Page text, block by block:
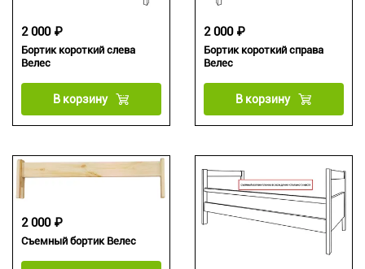
Бортик короткий слева
Велес
2 000 ₽
В корзину
Бортик короткий справа
Велес
2 000 ₽
В корзину
Съемный бортик Велес
2 000 ₽